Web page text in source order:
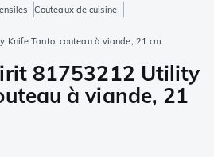
Couteaux de cuisine
Tanto, couteau à viande, 21 cm
81753212 Utility
à viande, 21